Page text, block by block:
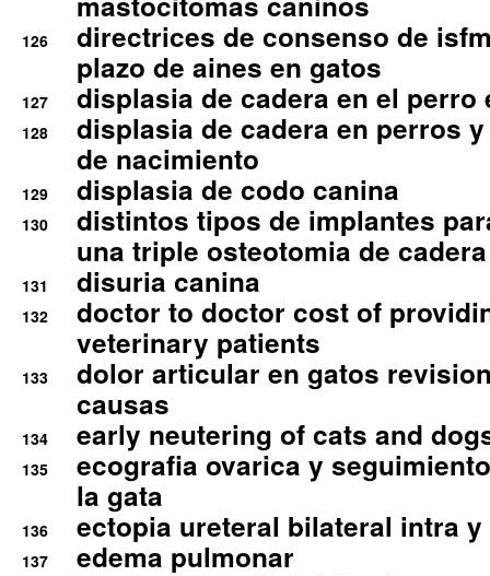
126
directrices de consenso de
plazo de aines en gatos
127 displasia de cadera en el perro
128
displasia de cadera en perros
de nacimiento
129 displasia de codo canina
130
distintos tipos de implantes
una triple osteotomia de cadera
131 disuria canina
132
doctor to doctor cost of
veterinary patients
133
dolor articular en gatos
causas
134 early neutering of cats and
135
ecografia ovarica y
la gata
136 ectopia ureteral bilateral intra
137 edema pulmonar